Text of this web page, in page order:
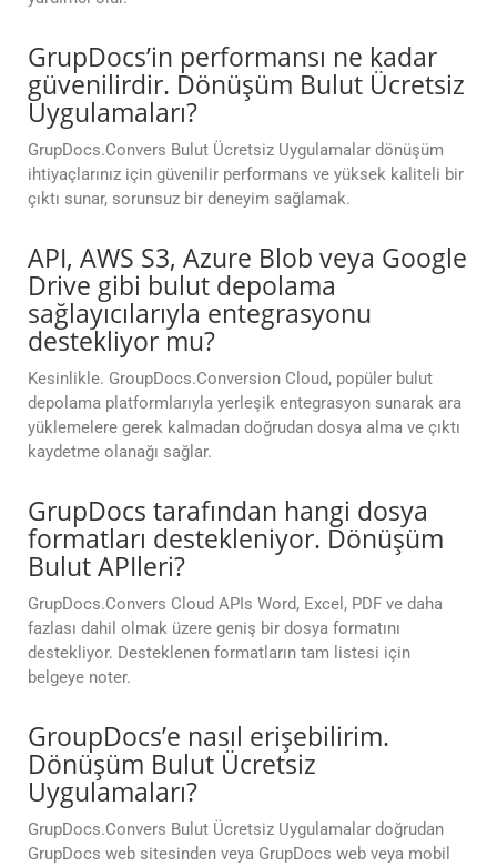
GrupDocs’in performansı ne kadar
güvenilirdir. Dönüşüm Bulut Ücretsiz
Uygulamaları?
GrupDocs.Convers Bulut Ücretsiz Uygulamalar dönüşüm
ihtiyaçlarınız için güvenilir performans ve yüksek kaliteli bir
çıktı sunar, sorunsuz bir deneyim sağlamak.
API, AWS S3, Azure Blob veya Google
Drive gibi bulut depolama
sağlayıcılarıyla entegrasyonu
destekliyor mu?
Kesinlikle. GroupDocs.Conversion Cloud, popüler bulut
depolama platformlarıyla yerleşik entegrasyon sunarak ara
yüklemelere gerek kalmadan doğrudan dosya alma ve çıktı
kaydetme olanağı sağlar.
GrupDocs tarafından hangi dosya
formatları destekleniyor. Dönüşüm
Bulut APIleri?
GrupDocs.Convers Cloud APIs Word, Excel, PDF ve daha
fazlası dahil olmak üzere geniş bir dosya formatını
destekliyor. Desteklenen formatların tam listesi için
belgeye noter.
GroupDocs’e nasıl erişebilirim.
Dönüşüm Bulut Ücretsiz
Uygulamaları?
GrupDocs.Convers Bulut Ücretsiz Uygulamalar doğrudan
GrupDocs web sitesinden veya GrupDocs web veya mobil